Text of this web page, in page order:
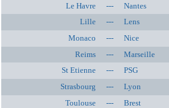
Le Havre
--- Nantes
Lille
--- Lens
Monaco
--- Nice
Reims
--- Marseille
St Etienne
--- PSG
Strasbourg
--- Lyon
Toulouse
--- Brest